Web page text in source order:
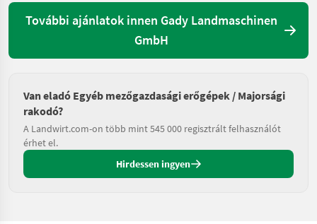
További ajánlatok innen Gady Landmaschinen
GmbH
Van eladó Egyéb mezőgazdasági erőgépek / Majorsági
rakodó?
A Landwirt.com-on több mint 545 000 regisztrált felhasználót
érhet el.
Hirdessen ingyen